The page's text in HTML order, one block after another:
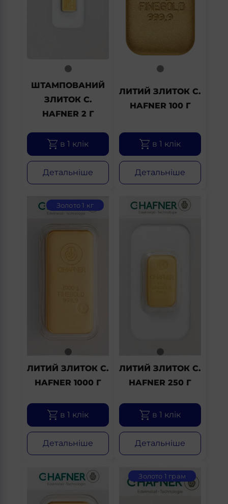
ШТАМПОВАНИЙ
ЗЛИТОК C.
HAFNER 2 Г
в 1 клік
Детальніше
ЛИТИЙ ЗЛИТОК C.
HAFNER 100 Г
в 1 клік
Детальніше
Золото 1 кг
ЛИТИЙ ЗЛИТОК C.
HAFNER 1000 Г
в 1 клік
Детальніше
ЛИТИЙ ЗЛИТОК C.
HAFNER 250 Г
в 1 клік
Детальніше
Золото 1 грам